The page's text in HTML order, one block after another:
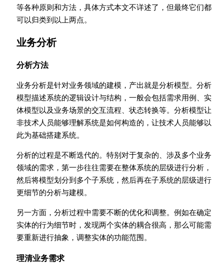
等各种原则和方法，具体方式本文不详述了，但最终它们都
可以归类到以上两点。
业务分析
分析方法
业务分析是针对业务领域的建模，产出就是分析模型。分析
模型描述系统的逻辑设计与结构，一般会包括需求用例、实
体模型以及业务场景的交互流程、状态转换等。分析模型让
非技术人员能够理解系统是如何构造的，让技术人员能够以
此为基础搭建系统。
分析的过程是不断迭代的。特别对于复杂的、涉及多个业务
领域的需求，第一步往往需要在整体系统的层级进行分析，
然后将模型划分到多个子系统，然后再在子系统的层级进行
更细节的分析与建模。
另一方面，分析过程中需要不断的优化和调整。例如在确定
实体的行为细节时，发现两个实体的耦合很高，那么可能需
要重新进行抽象，调整实体的功能范围。
理清业务需求